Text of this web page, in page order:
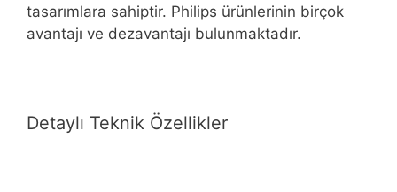
tasarımlara sahiptir. Philips ürünlerinin birçok
avantajı ve dezavantajı bulunmaktadır.
Detaylı Teknik Özellikler